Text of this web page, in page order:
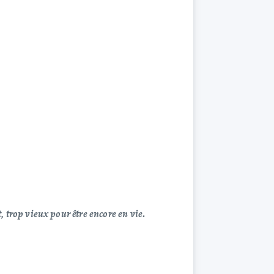
trop vieux pour être encore en vie.